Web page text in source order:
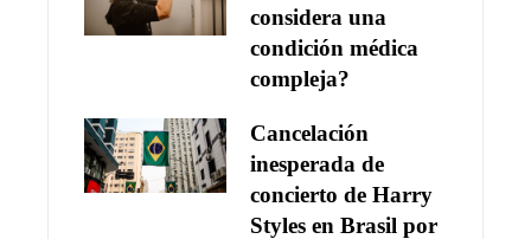
considera una
condición médica
compleja?
Cancelación
inesperada de
concierto de Harry
Styles en Brasil por